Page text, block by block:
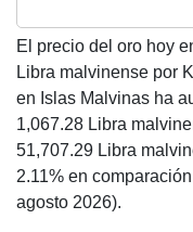
El precio del oro hoy
Libra malvinense por
en Islas Malvinas ha
1,067.28 Libra
51,707.29 Libra
2.11% en
agosto 2026).